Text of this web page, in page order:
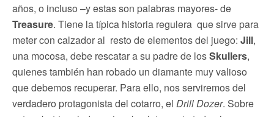
años, o incluso –y estas son palabras mayores- de
Treasure. Tiene la típica historia regulera que sirve para
meter con calzador al resto de elementos del juego: Jill,
una mocosa, debe rescatar a su padre de losSkullers,
quienes también han robado un diamante muy valioso
que debemos recuperar. Para ello, nos serviremos del
verdadero protagonista del cotarro, el Drill Dozer. Sobre